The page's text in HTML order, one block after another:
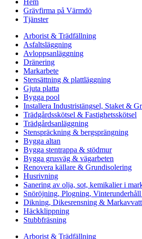
Grävfirma på Värmdö
Tjänster
Arborist & Trädfällning
Asfaltsläggning
Avloppsanläggning
Dränering
Markarbete
Stensättning & plattläggning
Gjuta platta
Bygga pool
Installera Industristängsel, Staket &
Trädgårdsskötsel & Fastighetsskötsel
Trädgårdsanläggning
Stenspräckning & bergsprängning
Bygga altan
Bygga stentrappa & stödmur
Bygga grusväg & vägarbeten
Renovera källare & Grundisolering
Husrivning
Sanering av olja, sot, kemikalier i
Snöröjning, Plogning,
Dikning, Dikesrensning &
Häckklippning
Stubbfräsning
Arborist & Trädfällning